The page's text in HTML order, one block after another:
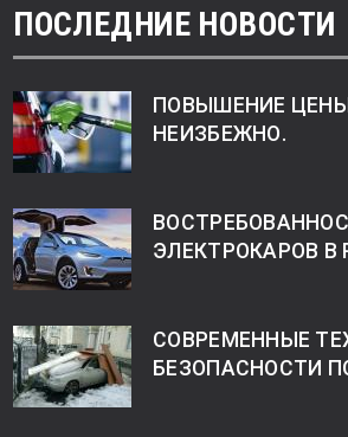
ПОСЛЕДНИЕ НОВОСТИ
ПОВЫШЕНИЕ
НЕИЗБЕЖНО.
ЭЛЕКТРОКАРОВ В
СОВРЕМЕННЫЕ
БЕЗОПАСНОСТИ